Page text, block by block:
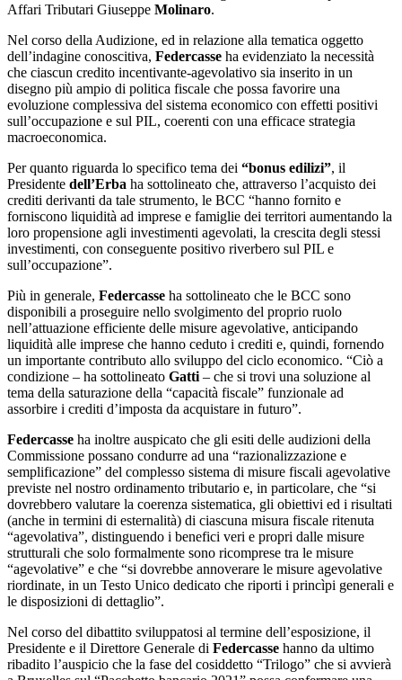
Affari Tributari Giuseppe Molinaro.
Nel corso della Audizione, ed in relazione alla tematica oggetto
dell’indagine conoscitiva, Federcasse ha evidenziato la necessità
che ciascun credito incentivante-agevolativo sia inserito in un
disegno più ampio di politica fiscale che possa favorire una
evoluzione complessiva del sistema economico con effetti positivi
sull’occupazione e sul PIL, coerenti con una efficace strategia
macroeconomica.
Per quanto riguarda lo specifico tema dei “bonus edilizi”, il
Presidente dell’Erba ha sottolineato che, attraverso l’acquisto dei
crediti derivanti da tale strumento, le BCC “hanno fornito e
forniscono liquidità ad imprese e famiglie dei territori aumentando la
loro propensione agli investimenti agevolati, la crescita degli stessi
investimenti, con conseguente positivo riverbero sul PIL e
sull’occupazione”.
Più in generale, Federcasse ha sottolineato che le BCC sono
disponibili a proseguire nello svolgimento del proprio ruolo
nell’attuazione efficiente delle misure agevolative, anticipando
liquidità alle imprese che hanno ceduto i crediti e, quindi, fornendo
un importante contributo allo sviluppo del ciclo economico. “Ciò a
condizione – ha sottolineato Gatti – che si trovi una soluzione al
tema della saturazione della “capacità fiscale” funzionale ad
assorbire i crediti d’imposta da acquistare in futuro”.
Federcasse ha inoltre auspicato che gli esiti delle audizioni della
Commissione possano condurre ad una “razionalizzazione e
semplificazione” del complesso sistema di misure fiscali agevolative
previste nel nostro ordinamento tributario e, in particolare, che “si
dovrebbero valutare la coerenza sistematica, gli obiettivi ed i risultati
(anche in termini di esternalità) di ciascuna misura fiscale ritenuta
“agevolativa”, distinguendo i benefici veri e propri dalle misure
strutturali che solo formalmente sono ricomprese tra le misure
“agevolative” e che “si dovrebbe annoverare le misure agevolative
riordinate, in un Testo Unico dedicato che riporti i princìpi generali e
le disposizioni di dettaglio”.
Nel corso del dibattito sviluppatosi al termine dell’esposizione, il
Presidente e il Direttore Generale di Federcasse hanno da ultimo
ribadito l’auspicio che la fase del cosiddetto “Trilogo” che si avvierà